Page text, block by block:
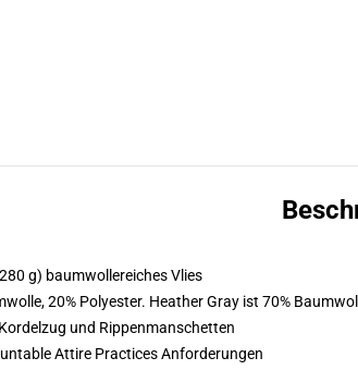
g) baumwollereiches Vlies
20% Polyester. Heather Gray ist 70%
und Rippenmanschetten
Attire Practices Anforderungen